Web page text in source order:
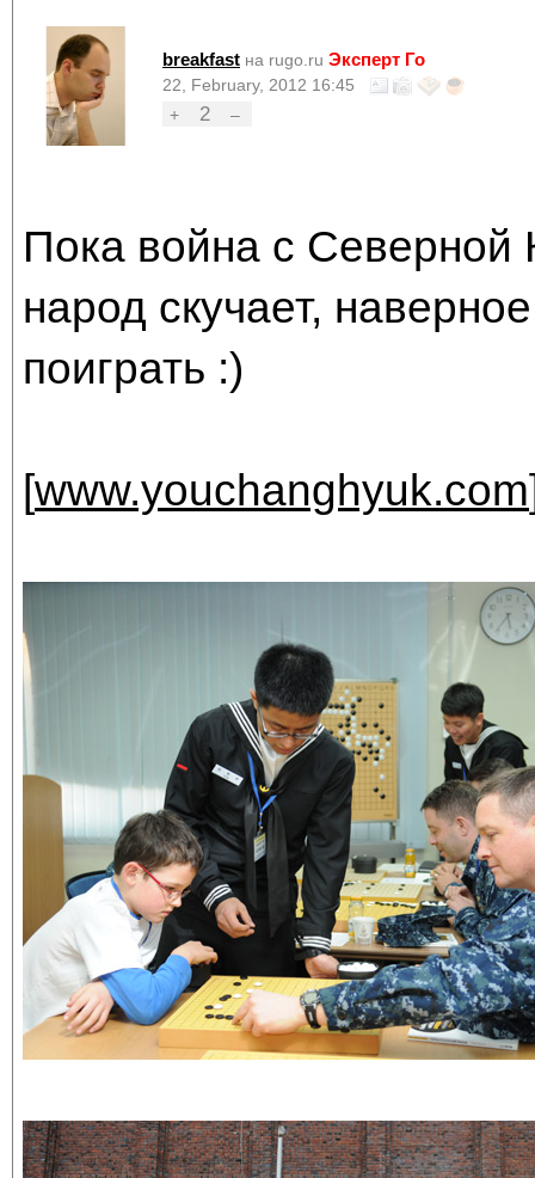
breakfast на rugo.ru Эксперт Го
22, February, 2012 16:45
+
2 –
Пока война с Северной
народ скучает,
поиграть :)
[www.youchanghyuk.com